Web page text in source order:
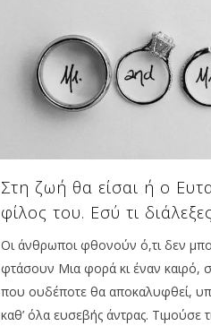
Στη ζωή θα είσαι ή ο
φίλος του. Εσύ τι
Οι άνθρωποι φθονούν ό,τι δεν
φτάσουν Μια φορά κι έναν καιρό,
που ουδέποτε θα αποκαλυφθεί,
καθ’ όλα ευσεβής άντρας. Τιμούσε